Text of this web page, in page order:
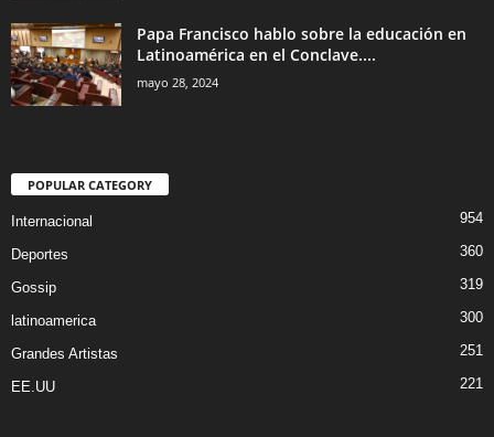
Papa Francisco hablo sobre la educación en
Latinoamérica en el Conclave....
mayo 28, 2024
POPULAR CATEGORY
Internacional 954
Deportes 360
Gossip 319
latinoamerica 300
Grandes Artistas 251
EE.UU 221